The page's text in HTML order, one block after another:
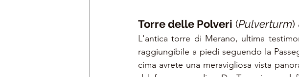
Torre delle Polveri (Pulverturm)
L'antica torre di Merano, ultima
raggiungibile a piedi seguendo la
cima avrete una meravigliosa vista